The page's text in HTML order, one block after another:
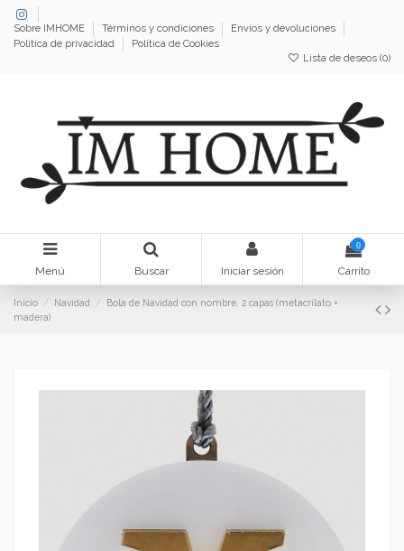
Sobre IMHOME Términos y condiciones
Envíos y devoluciones
Política de privacidad
Política de Cookies
Lista de deseos (0)
Menú Buscar Iniciar sesión
0
Carrito
Inicio Navidad
Bola de Navidad con nombre, 2 capas (metacrilato +
madera)